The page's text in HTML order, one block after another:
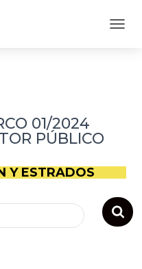
01/2024
PÚBLICO
Y ESTRADOS